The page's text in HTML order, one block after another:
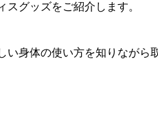
グッズをご紹介します。
身体の使い方を知りながら